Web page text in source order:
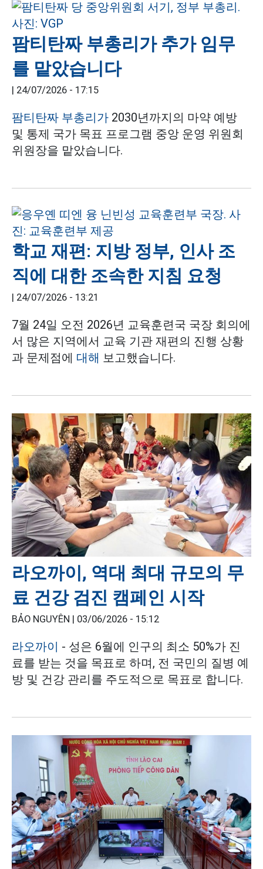
팜티탄짜 부총리가 추가 임무
를 맡았습니다
| 24/07/2026 - 17:15
팜티탄짜 부총리가 2030년까지의 마약 예방
및 통제 국가 목표 프로그램 중앙 운영 위원회
위원장을 맡았습니다.
학교 재편: 지방 정부, 인사 조
직에 대한 조속한 지침 요청
| 24/07/2026 - 13:21
7월 24일 오전 2026년 교육훈련국 국장 회의에
서 많은 지역에서 교육 기관 재편의 진행 상황
과 문제점에 대해 보고했습니다.
라오까이, 역대 최대 규모의 무
료 건강 검진 캠페인 시작
BẢO NGUYÊN | 03/06/2026 - 15:12
라오까이 - 성은 6월에 인구의 최소 50%가 진
료를 받는 것을 목표로 하며, 전 국민의 질병 예
방 및 건강 관리를 주도적으로 목표로 합니다.